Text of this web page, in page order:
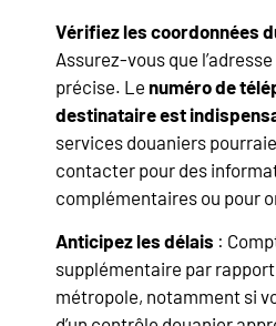
Vérifiez les coordonnées
Assurez-vous que
précise. Lenuméro de
destinataire est
services douaniers
contacter pour des
complémentaires ou pour
Anticipez les délais :
supplémentaire par rapport
métropole, notamment si